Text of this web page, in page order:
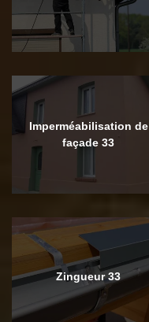
Imperméabilisation de
façade 33
Zingueur 33